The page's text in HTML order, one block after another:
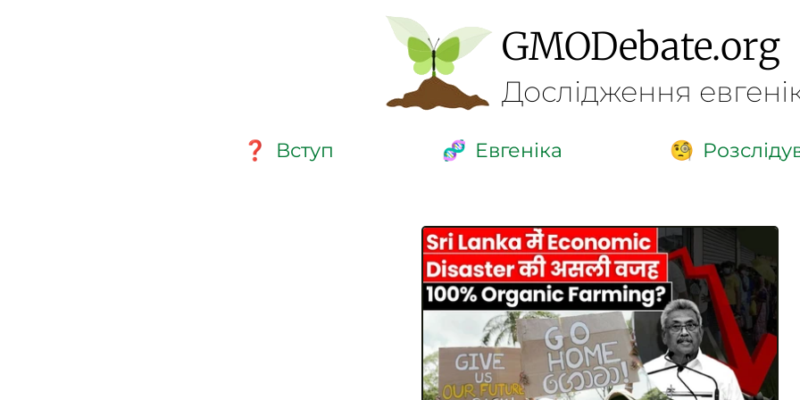
GMODebate.org
Дослідження
❓ Вступ 🧬 Евгеніка 🧐